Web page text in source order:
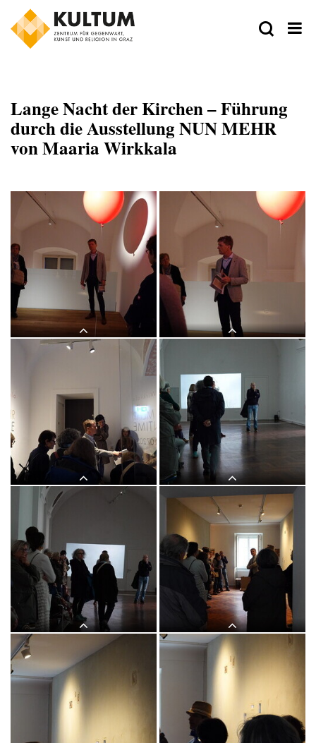
Lange Nacht der Kirchen – Führung
durch die Ausstellung NUN MEHR
von Maaria Wirkkala
Lange Nacht der Kirchen, 23. Mai
2025: Kurator Johannes Rauchenberger
führt durch die Ausstellung "NUN
MEHR – MEAN TIME" von Maaria
Wirkkala
Lange Nacht der Kirchen, 23. Mai
2025: Kurator Johannes Rauchenberger
führt durch die Ausstellung "NUN
MEHR – MEAN TIME" von Maaria
Wirkkala
Lange Nacht der Kirchen, 23. Mai
2025: Kurator Johannes Rauchenberger
führt durch die Ausstellung "NUN
MEHR – MEAN TIME" von Maaria
Wirkkala
Lange Nacht der Kirchen, 23. Mai
2025: Kurator Johannes Rauchenberger
führt durch die Ausstellung "NUN
MEHR – MEAN TIME" von Maaria
Wirkkala
Lange Nacht der Kirchen, 23. Mai
Lange Nacht der Kirchen, 23. Mai
2025: Kurator Johannes Rauchenberger
führt durch die Ausstellung "NUN